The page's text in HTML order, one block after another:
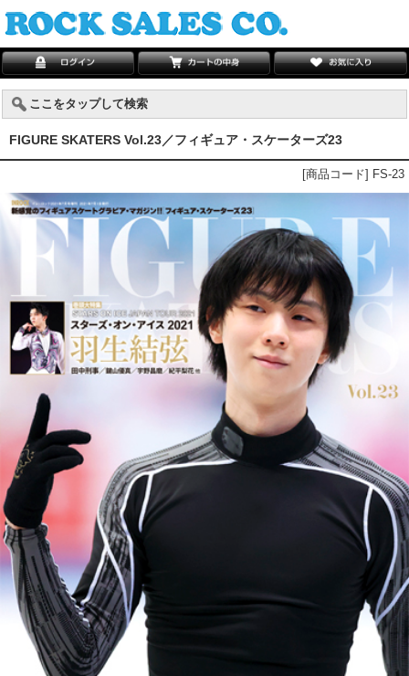
ここをタップして検索
FIGURE SKATERS Vol.23／フィギュア・スケーターズ23
[商品コード] FS-23